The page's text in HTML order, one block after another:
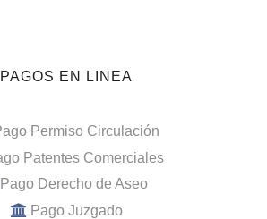
PAGOS EN LINEA
Permiso Circulación
Patentes Comerciales
Pago Derecho de Aseo
Pago Juzgado